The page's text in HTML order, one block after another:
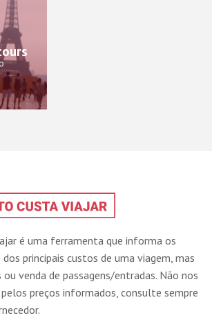
é uma ferramenta que informa os
principais custos de uma viagem, mas
venda de passagens/entradas. Não nos
preços informados, consulte sempre